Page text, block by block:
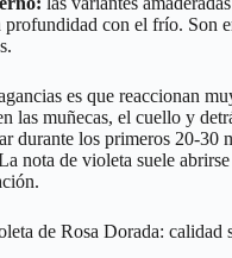
profundidad con el frío. Son
es que reaccionan
las muñecas, el cuello y
durante los primeros 20-30
nota de violeta suele
de Rosa Dorada: calidad